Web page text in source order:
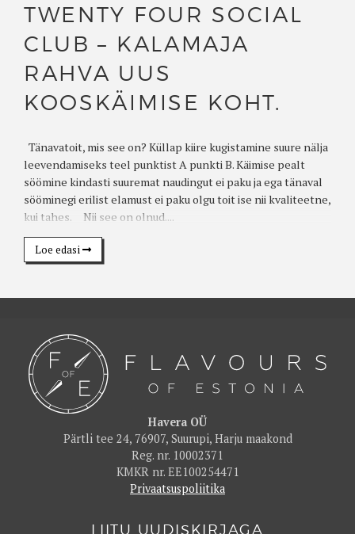
TWENTY FOUR SOCIAL
CLUB – KALAMAJA
RAHVA UUS
KOOSKÄIMISE KOHT.
Tänavatoit, mis see on? Küllap kiire kugistamine suure nälja
leevendamiseks teel punktist A punkti B. Käimise pealt
söömine kindasti suuremat naudingut ei paku ja ega tänaval
sööminegi erilist elamust ei paku olgu toit ise nii kvaliteetne,
kui tahes. Nii see on olnud....
Loe edasi
Havera OÜ
Pärtli tee 24, 76907, Suurupi, Harju maakond
Reg. nr. 10002371
KMKR nr. EE100254471
Privaatsuspoliitika